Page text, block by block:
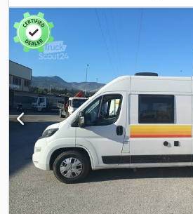
tipas:mechaninis, spalva:balta, bendras
plotis:2 050 mm
ašys, emisijos klasė:
3 500 kg, tuščias svoris: ,
ankstesnių savininkų skaičius:
,
mašinos/transporto priemonės numeris:
Įranga:ABS, automobilio registracija,
centrinis užraktas, dušas, dviaukštės
stabilumo programa (ESP), kėlimo
garantija, oro kondicionavimas, oro
priežiūros istorija, priešrūkiniai žibintai,
vidurinė sėdynių išdėstymo schema,
lovos, virtuvė transporto priemonėje,
vonios kambarys,